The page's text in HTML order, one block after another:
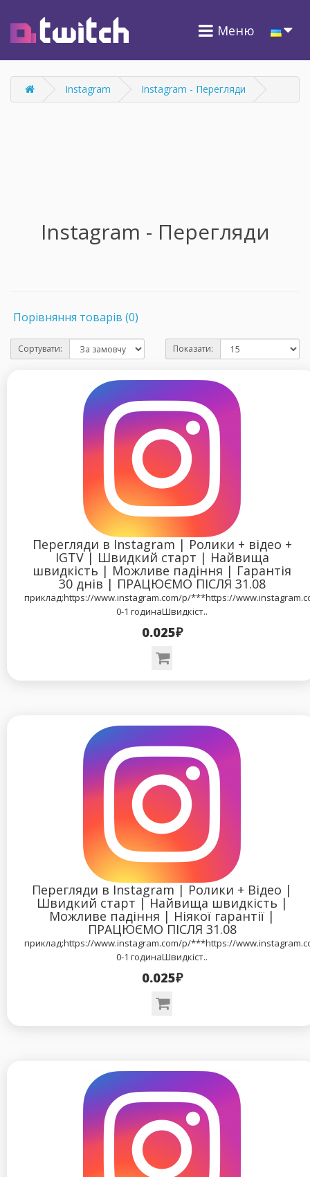
Меню
Instagram Instagram - Перегляди
Instagram - Перегляди
Порівняння товарів (0)
Сортувати: Показати:
Перегляди в Instagram | Ролики + відео +
IGTV | Швидкий старт | Найвища
швидкість | Можливе падіння | Гарантія
30 днів | ПРАЦЮЄМО ПІСЛЯ 31.08
приклад:https://www.instagram.com/p/***https://
0-1 годинаШвидкіст..
0.025₽
Перегляди в Instagram | Ролики + Відео |
Швидкий старт | Найвища швидкість |
Можливе падіння | Ніякої гарантії |
ПРАЦЮЄМО ПІСЛЯ 31.08
приклад:https://www.instagram.com/p/***https://
0-1 годинаШвидкіст..
0.025₽